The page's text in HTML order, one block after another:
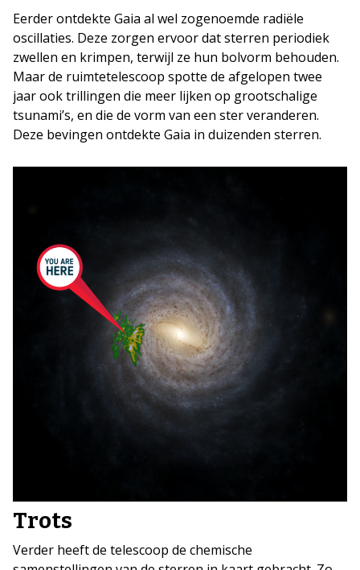
Eerder ontdekte Gaia al wel zogenoemde radiële
oscillaties. Deze zorgen ervoor dat sterren periodiek
zwellen en krimpen, terwijl ze hun bolvorm behouden.
Maar de ruimtetelescoop spotte de afgelopen twee
jaar ook trillingen die meer lijken op grootschalige
tsunami’s, en die de vorm van een ster veranderen.
Deze bevingen ontdekte Gaia in duizenden sterren.
Trots
Verder heeft de telescoop de chemische